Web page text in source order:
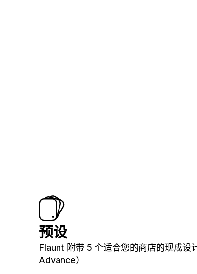
预设
Flaunt 附带 5 个适合您的商店的现成设
Advance）